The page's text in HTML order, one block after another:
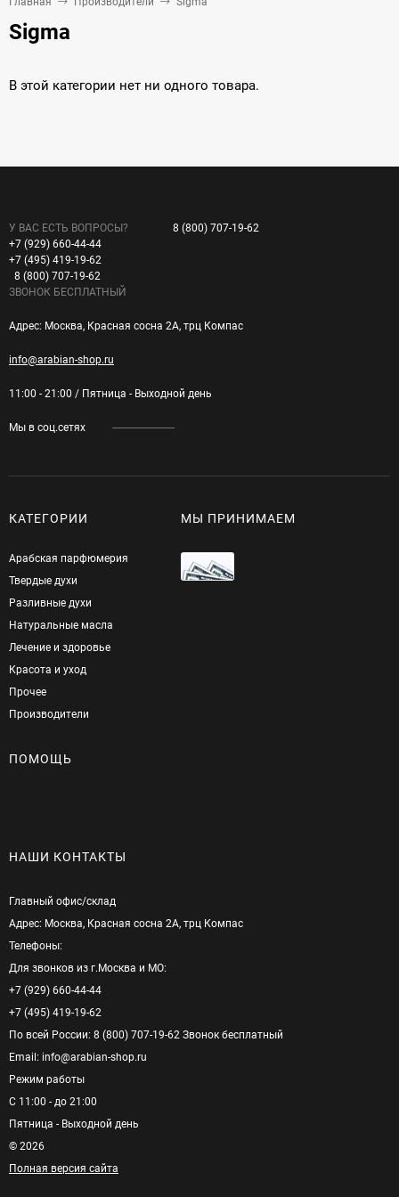
Sigma
В этой категории нет ни одного товара.
У ВАС ЕСТЬ ВОПРОСЫ?
+7 (929) 660-44-44
+7 (495) 419-19-62
8 (800) 707-19-62
ЗВОНОК БЕСПЛАТНЫЙ
8 (800) 707-19-62
Адрес: Москва, Красная сосна 2А, трц Компас
info@arabian-shop.ru
11:00 - 21:00 / Пятница - Выходной день
Мы в соц.сетях
КАТЕГОРИИ
Арабская парфюмерия
Твердые духи
Разливные духи
Натуральные масла
Лечение и здоровье
Красота и уход
Прочее
Производители
МЫ ПРИНИМАЕМ
ПОМОЩЬ
НАШИ КОНТАКТЫ
Главный офис/cклад
Адрес: Москва, Красная сосна 2А, трц Компас
Телефоны:
Для звонков из г.Москва и МО:
+7 (929) 660-44-44
+7 (495) 419-19-62
По всей России: 8 (800) 707-19-62 Звонок бесплатный
Email: info@arabian-shop.ru
Режим pаботы
С 11:00 - до 21:00
Пятница - Выходной день
© 2026
Полная версия сайта